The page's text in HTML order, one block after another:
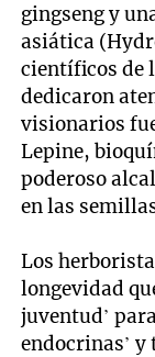
gingseng y
asiática
científicos de
dedicaron
visionarios
Lepine,
poderoso
en las
Los
longevidad
juventud’
endocrinas’